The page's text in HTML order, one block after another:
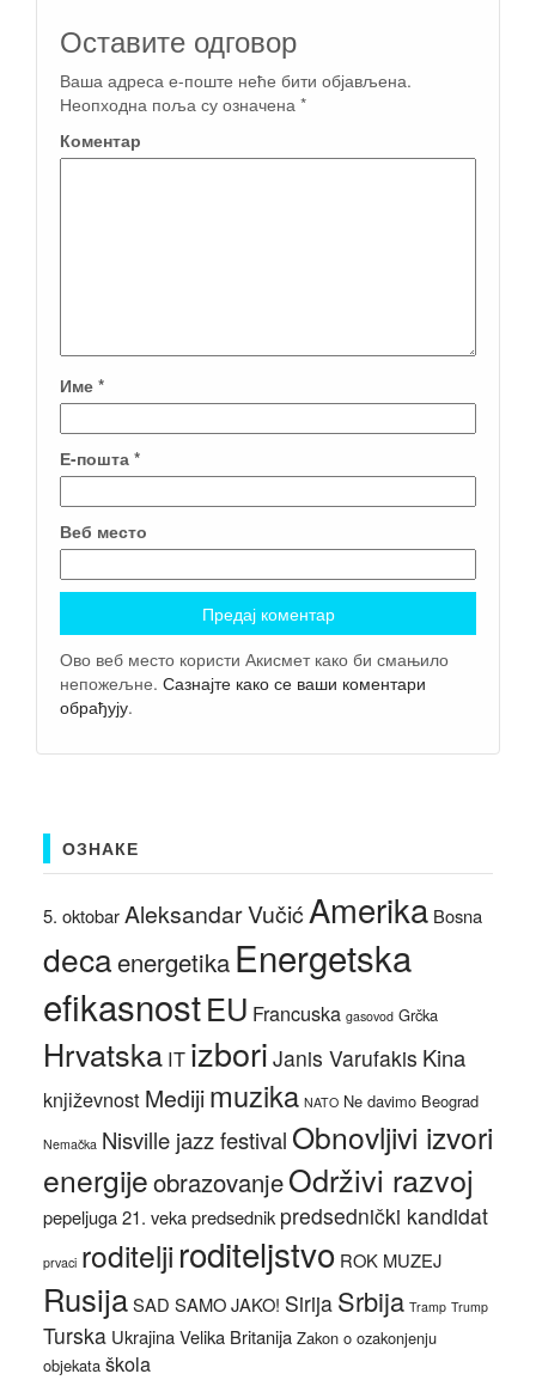
Оставите одговор
Ваша адреса е-поште неће бити објављена.
Неопходна поља су означена *
Коментар
Име *
Е-пошта *
Веб место
Ово веб место користи Акисмет како би смањило
непожељне. Сазнајте како се ваши коментари
обрађују.
ОЗНАКЕ
5. oktobarAleksandar VučićAmerika Bosna
decaenergetika Energetska
efikasnostEU Francuska gasovod Grčka
Hrvatska IT izbori Janis Varufakis Kina
književnost Medijimuzika NATO Ne davimo Beograd
Nemačka Nisville jazz festival Obnovljivi izvori
energijeobrazovanjeOdrživi razvoj
pepeljuga 21. vekapredsednik predsednički kandidat
prvaci roditelji roditeljstvo ROK MUZEJ
RusijaSAD SAMO JAKO! Sirija Srbija Tramp Trump
Turska UkrajinaVelika Britanija Zakon o ozakonjenju
objekata škola